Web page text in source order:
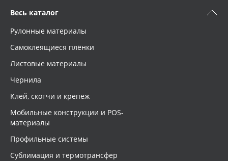
Весь каталог
Рулонные материалы
Самоклеящиеся плёнки
Листовые материалы
Чернила
Клей, скотчи и крепёж
Мобильные конструкции и POS-
материалы
Профильные системы
Сублимация и термотрансфер